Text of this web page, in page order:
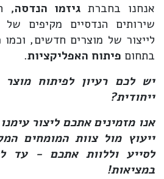
אנחנו בחברת גיזמו הנדסה,
שירותים הנדסיים מקיפים של
לייצור של מוצרים חדשים,
בתחום פיתוח האפליקציות.
יש לכם רעיון לפיתוח
ייחודית?
אנו מזמינים אתכם ליצור
ייעוץ מול צוות המומחים
לסייע וללוות אתכם - עד
במציאות!